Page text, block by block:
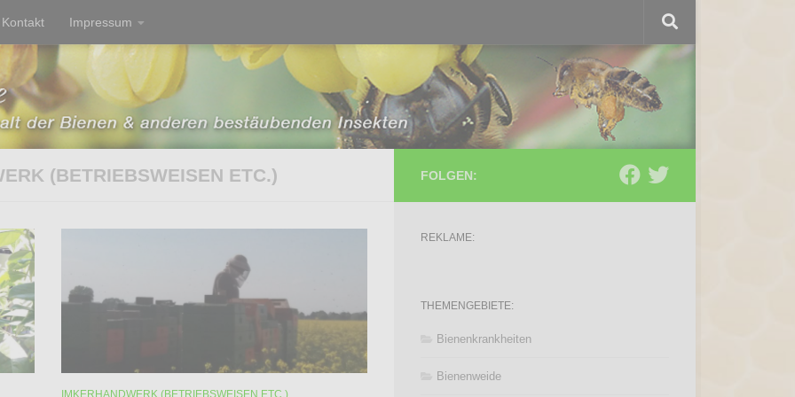
Kontakt Impressum
(BETRIEBSWEISEN ETC.)
IMKERHANDWERK (BETRIEBSWEISEN ETC.)
FOLGEN:
REKLAME:
THEMENGEBIETE:
Bienenkrankheiten
Bienenweide